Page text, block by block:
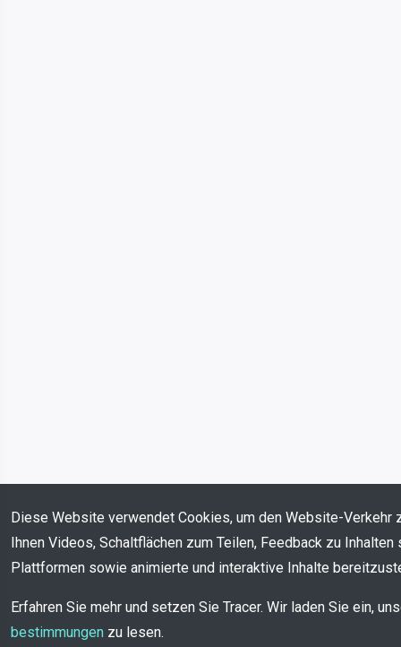
Diese Website verwendet Cookies, um den Website-Verkehr
Ihnen Videos, Schaltflächen zum Teilen, Feedback zu Inhalten
Plattformen sowie animierte und interaktive Inhalte
Erfahren Sie mehr und setzen Sie Tracer. Wir laden Sie ein,
bestimmungen zu lesen.